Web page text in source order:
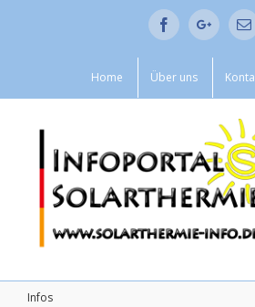
Facebook
Home Über uns
Infos